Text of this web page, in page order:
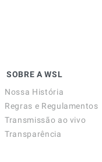
SOBRE A WSL
Nossa História
Regras e Regulamentos
Transmissão ao vivo
Transparência